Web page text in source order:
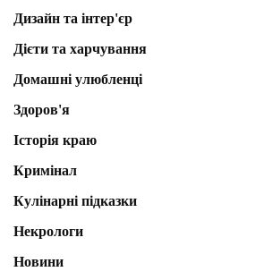
Дизайн та інтер'єр
Дієти та харчування
Домашні улюбленці
Здоров'я
Історія краю
Кримінал
Кулінарні підказки
Некрологи
Новини